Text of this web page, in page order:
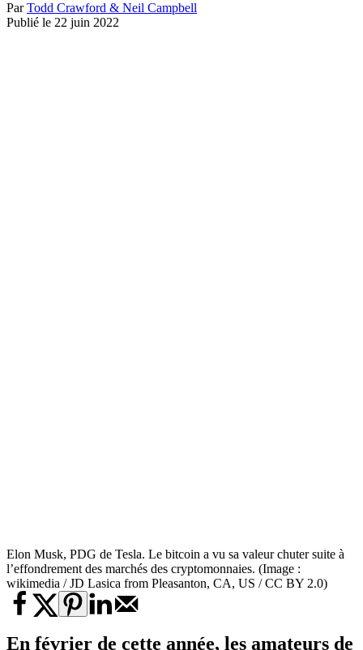
ParTodd Crawford & Neil Campbell
Publié le 22 juin 2022
Elon Musk, PDG de Tesla. Le bitcoin a vu sa valeur chuter suite à
l’effondrement des marchés des cryptomonnaies. (Image :
wikimedia / JD Lasica from Pleasanton, CA, US / CC BY 2.0)
En février de cette année, les amateurs de